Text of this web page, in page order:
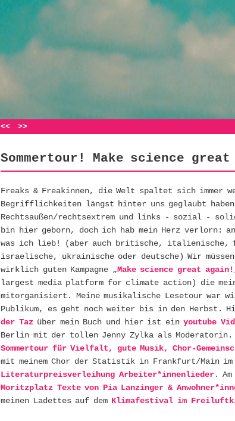
Artikelnavigation
<< >>
Sommertour! Make science
Freaks & Freakinnen, die Welt spaltet sich immer
Begrifflichkeiten längst hinter uns geglaubt
Rechtsaußen/rechtsextrem und links - sozial -
bin hier geborn, doch ich hab mein Herz verlorn:
was ich lieb! (aber auch britische, italienische,
israelische, ukrainische oder deutsche) Wir
wirklich guten Kampagne „Make science great again!
largest media platform for climate action) die
mitorganisiert. Meine musikalische Lesetour war
Publikum, es geht noch weiter bis in den Herbst.
der Tazüber mein Buch und hier ist einyoutube
Berlin mit der tollen Jenny Zylka als Moderatorin.
Sommertour für Vielfalt, gute Musik, Chor-
mit meinem Chor der Statistik in Frankfurt/Main im
Literaturpreisverleihung Arbeiter*innenlieder.
Moritzplatz Texte von Pia Lanzinger &
meinen Ladettes auf dem Klimafestival im